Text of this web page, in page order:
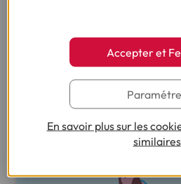
2min
Accepter et
En savoir plus sur les
similaires